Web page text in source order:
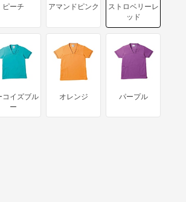
ピーチ アマンドピンク
ストロベリーレ
ッド
コイズブル
ー
オレンジ パープル